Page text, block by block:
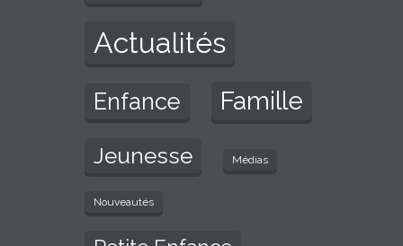
Actualités
Enfance Famille
Jeunesse Médias
Nouveautés